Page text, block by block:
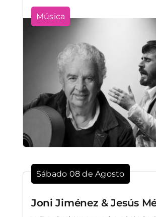
Música
Sábado 08 de Agosto
Joni Jiménez & Jesús